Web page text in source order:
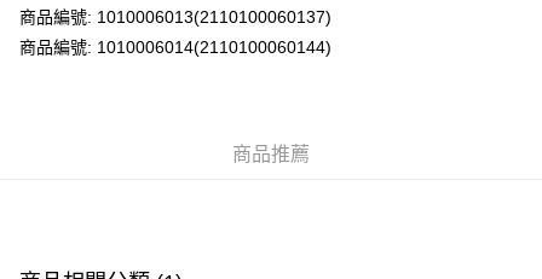
每筆HK$100.00，滿HK$500.00或以上免運費
商品編號: 1010006013(2110100060137)
商品編號: 1010006014(2110100060144)
商品推薦